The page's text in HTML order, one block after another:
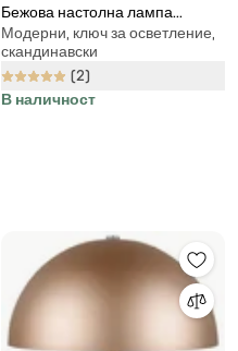
Бежова настолна лампа
(височина 27 cm) Ariana -
Reality
Модерни, ключ за осветление,
скандинавски
(2)
В наличност